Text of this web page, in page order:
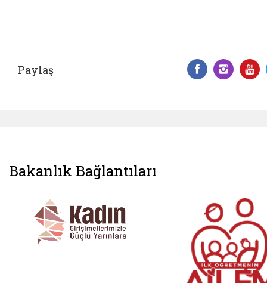
Paylaş
Bakanlık Bağlantıları